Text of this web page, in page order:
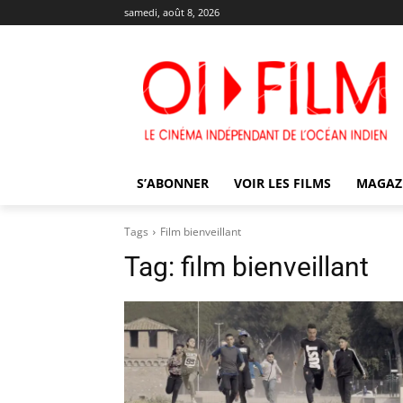
samedi, août 8, 2026
S’ABONNER VOIR LES FILMS
Tags Film bienveillant
Tag: film bienveillant